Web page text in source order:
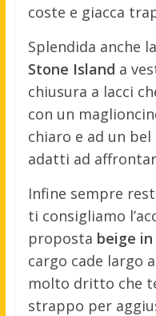
coste e giacca
Splendida anche la
Stone Island a
chiusura a lacci
con un
chiaro e ad un
adatti ad
Infine sempre
ti consigliamo
proposta beige in
cargo cade largo
molto dritto che
strappo per